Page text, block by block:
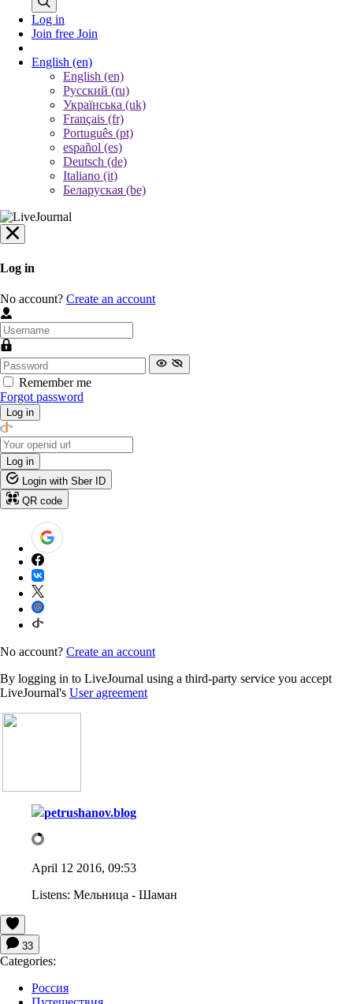
Log in
Join free Join
English (en)
English (en)
Русский (ru)
Українська (uk)
Français (fr)
Português (pt)
español (es)
Deutsch (de)
Italiano (it)
Беларуская (be)
Log in
No account? Create an account
Remember me
Forgot password
Log in
Log in
Login with Sber ID
QR code
No account? Create an account
By logging in to LiveJournal using a third-party service you accept
LiveJournal's User agreement
petrushanov.blog
April 12 2016, 09:53
Listens: Мельница - Шаман
33
Categories:
Россия